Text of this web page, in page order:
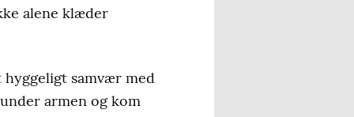
alene klæder
hyggeligt samvær med
armen og kom